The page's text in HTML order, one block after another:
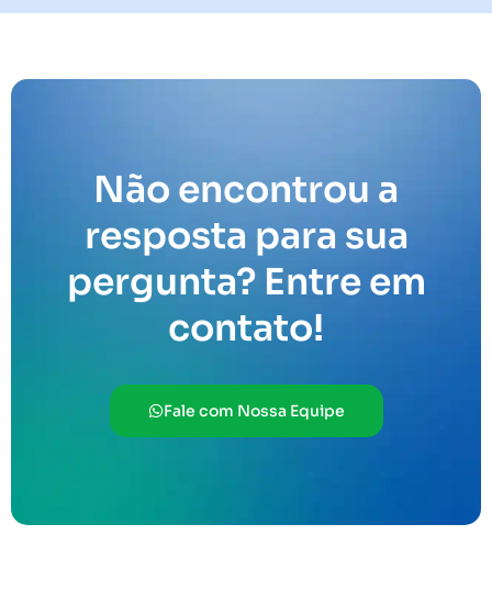
Não encontrou a
resposta para sua
pergunta? Entre em
contato!
Fale com Nossa Equipe